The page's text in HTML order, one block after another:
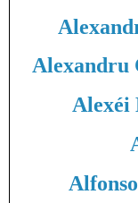
Alexandru
Alexéi